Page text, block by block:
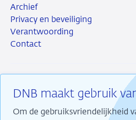
DNB maakt gebruik
Om de gebruiksvriendelijkheid
Archief
Privacy en beveiliging
Verantwoording
Contact
RSS